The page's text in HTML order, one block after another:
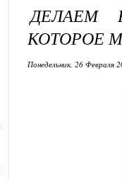
ДЕЛАЕМ
КОТОРОЕ
Понедельник, 26 Февраля